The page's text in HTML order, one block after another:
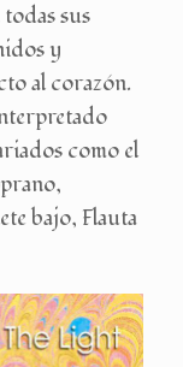
sus
y
al corazón.
como el
bajo, Flauta